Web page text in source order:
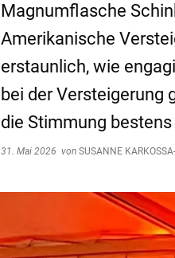
Magnumflasche
Amerikanische
erstaunlich, wie
bei der Versteigerung
die Stimmung bestens
31. Mai 2026 von SUSANNE